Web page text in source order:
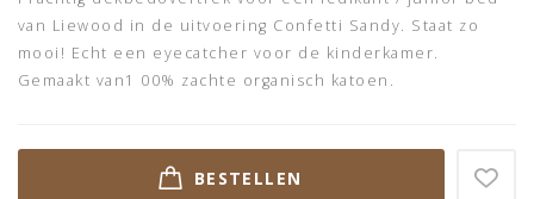
van Liewood in de uitvoering Confetti Sandy. Staat zo
mooi! Echt een eyecatcher voor de kinderkamer.
Gemaakt van1 00% zachte organisch katoen.
BESTELLEN